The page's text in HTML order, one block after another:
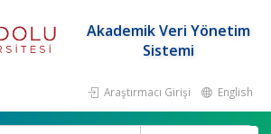
Akademik Veri Yönetim
Sistemi
Araştırmacı Girişi English